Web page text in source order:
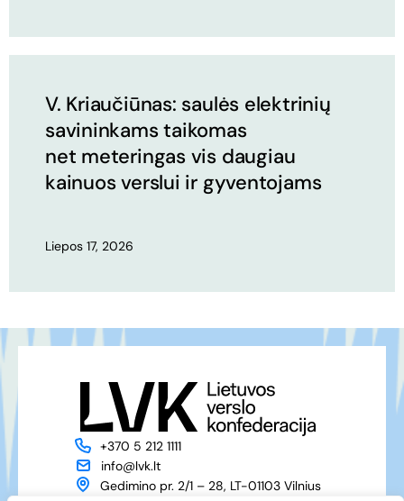
V. Kriaučiūnas: saulės elektrinių
savininkams taikomas
net meteringas vis daugiau
kainuos verslui ir gyventojams
Liepos 17, 2026
+370 5 212 1111
info@lvk.lt
Gedimino pr. 2/1 – 28, LT-01103 Vilnius